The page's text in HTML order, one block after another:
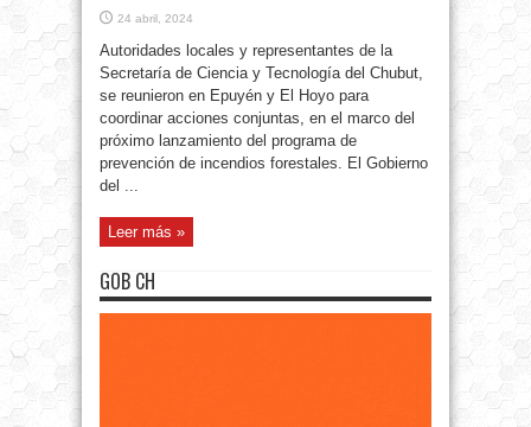
24 abril, 2024
Autoridades locales y representantes de la
Secretaría de Ciencia y Tecnología del Chubut,
se reunieron en Epuyén y El Hoyo para
coordinar acciones conjuntas, en el marco del
próximo lanzamiento del programa de
prevención de incendios forestales. El Gobierno
del ...
Leer más »
GOB CH